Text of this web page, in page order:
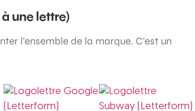
une lettre)
l’ensemble de la marque. C’est un